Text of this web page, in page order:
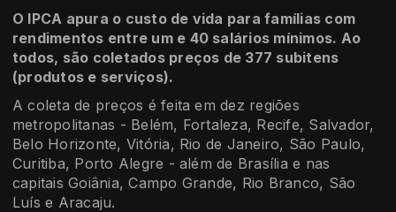
O IPCA apura o custo de vida para famílias com
rendimentos entre um e 40 salários mínimos. Ao
todos, são coletados preços de 377 subitens
(produtos e serviços).
A coleta de preços é feita em dez regiões
metropolitanas - Belém, Fortaleza, Recife, Salvador,
Belo Horizonte, Vitória, Rio de Janeiro, São Paulo,
Curitiba, Porto Alegre - além de Brasília e nas
capitais Goiânia, Campo Grande, Rio Branco, São
Luís e Aracaju.